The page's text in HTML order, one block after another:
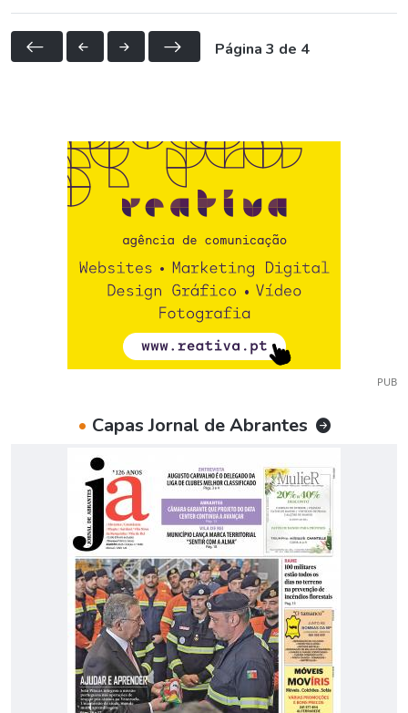
Página 3 de 4
PUB
• Capas Jornal de Abrantes